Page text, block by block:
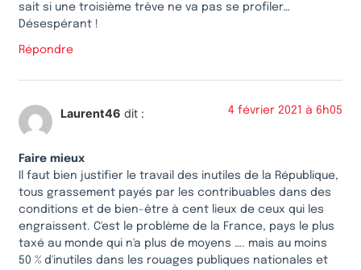
sait si une troisième trêve ne va pas se profiler…
Désespérant !
Répondre
Laurent46 dit : 4 février 2021 à 6h05
Faire mieux
Il faut bien justifier le travail des inutiles de la République,
tous grassement payés par les contribuables dans des
conditions et de bien-être à cent lieux de ceux qui les
engraissent. C'est le problème de la France, pays le plus
taxé au monde qui n'a plus de moyens …. mais au moins
50 % d'inutiles dans les rouages publiques nationales et